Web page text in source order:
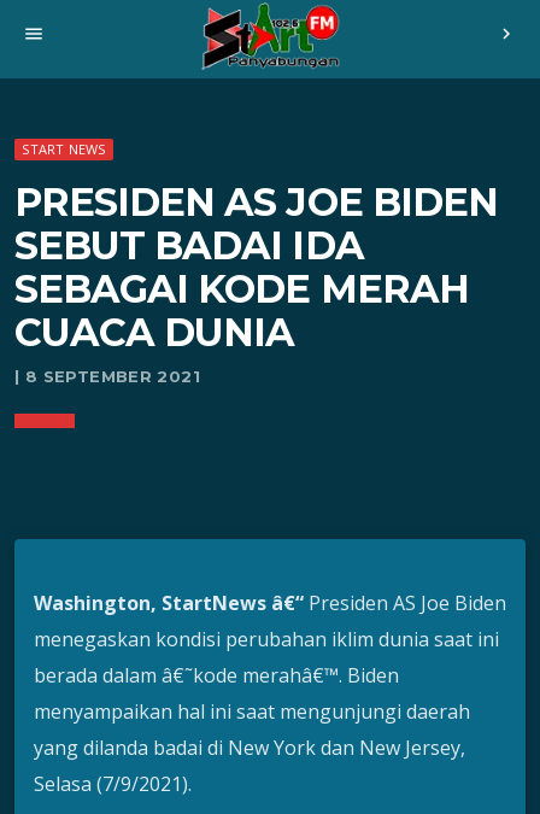
menu chevron_right
START NEWS
PRESIDEN AS JOE BIDEN
SEBUT BADAI IDA
SEBAGAI KODE MERAH
CUACA DUNIA
| 8 SEPTEMBER 2021
Washington, StartNews â€“ Presiden AS Joe Biden
menegaskan kondisi perubahan iklim dunia saat ini
berada dalam â€˜kode merahâ€™. Biden
menyampaikan hal ini saat mengunjungi daerah
yang dilanda badai di New York dan New Jersey,
Selasa (7/9/2021).